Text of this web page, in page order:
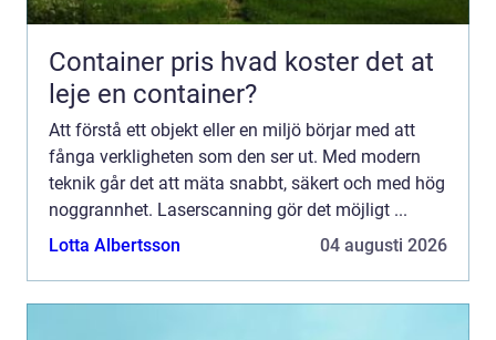
Container pris hvad koster det at
leje en container?
Att förstå ett objekt eller en miljö börjar med att
fånga verkligheten som den ser ut. Med modern
teknik går det att mäta snabbt, säkert och med hög
noggrannhet. Laserscanning gör det möjligt ...
Lotta Albertsson
04 augusti 2026